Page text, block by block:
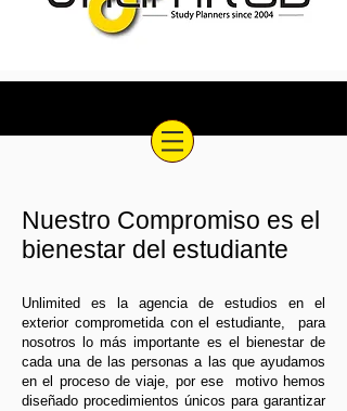
Nuestro Compromiso es el
bienestar del estudiante
Unlimited es la agencia de estudios en el
exterior comprometida con el estudiante, para
nosotros lo más importante es el bienestar de
cada una de las personas a las que ayudamos
en el proceso de viaje, por ese motivo hemos
diseñado procedimientos únicos para garantizar